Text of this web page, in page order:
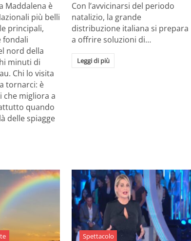
Maddalena è
più belli
principali,
fondali
nord della
minuti di
Chi lo visita
tornarci: è
che migliora a
quando
delle spiagge
Con l’avvicinarsi del periodo
natalizio, la grande
distribuzione italiana si prepara
a offrire soluzioni di…
Leggi di più
Spettacolo